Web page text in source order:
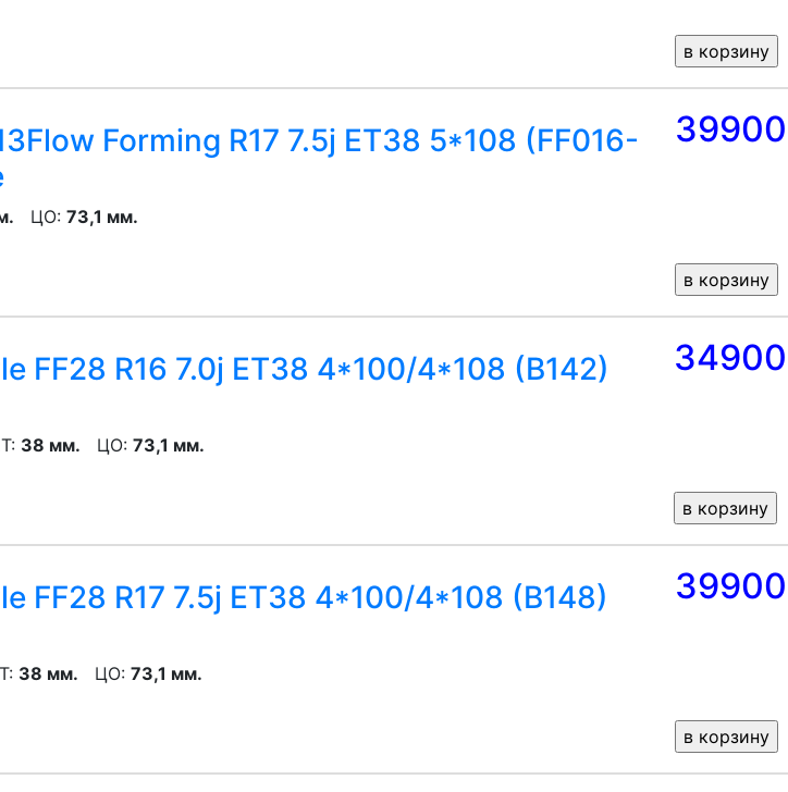
Forming R17 7.5j ET38 5*108 (FF016-
ЦО: 73,1 мм.
39900
FF28 R16 7.0j ET38 4*100/4*108 (B142)
38 мм. ЦО: 73,1 мм.
34900
FF28 R17 7.5j ET38 4*100/4*108 (B148)
38 мм. ЦО: 73,1 мм.
39900